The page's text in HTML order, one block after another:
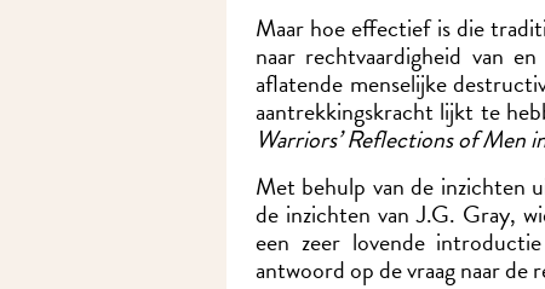
Maar hoe effectief is die
naar rechtvaardigheid van
aflatende menselijke
aantrekkingskracht lijkt te
Warriors’ Reflections of Men
Met behulp van de inzichten
de inzichten van J.G. Gray,
een zeer lovende
antwoord op de vraag naar de